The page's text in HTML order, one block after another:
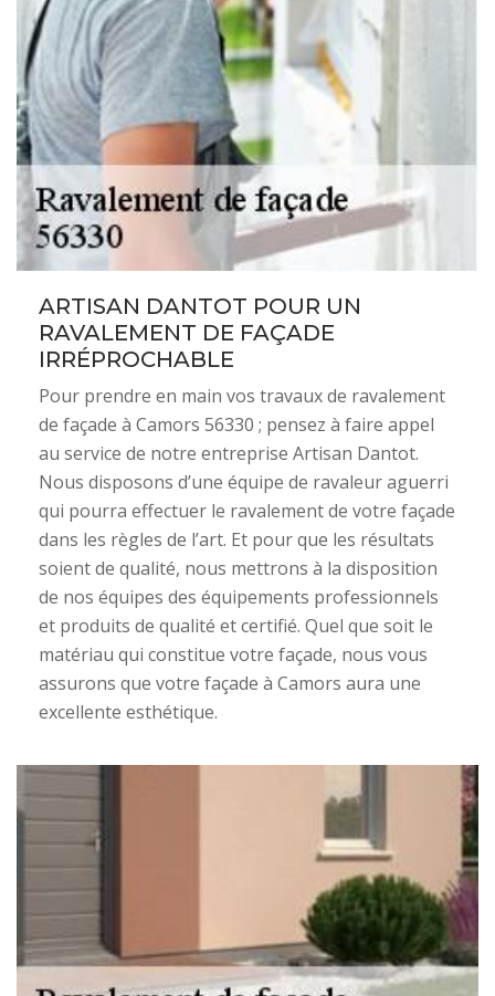
ARTISAN DANTOT POUR UN
RAVALEMENT DE FAÇADE
IRRÉPROCHABLE
Pour prendre en main vos travaux de ravalement
de façade à Camors 56330 ; pensez à faire appel
au service de notre entreprise Artisan Dantot.
Nous disposons d’une équipe de ravaleur aguerri
qui pourra effectuer le ravalement de votre façade
dans les règles de l’art. Et pour que les résultats
soient de qualité, nous mettrons à la disposition
de nos équipes des équipements professionnels
et produits de qualité et certifié. Quel que soit le
matériau qui constitue votre façade, nous vous
assurons que votre façade à Camors aura une
excellente esthétique.